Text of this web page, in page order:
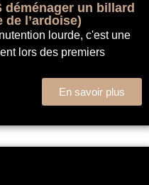
un billard
l’ardoise)
lourde, c'est une
lors des premiers
En savoir plus